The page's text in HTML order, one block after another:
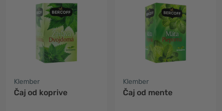
Klember
Čaj od koprive
Klember
Čaj od mente